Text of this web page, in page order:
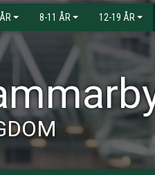
8-11 ÅR 12-19 ÅR